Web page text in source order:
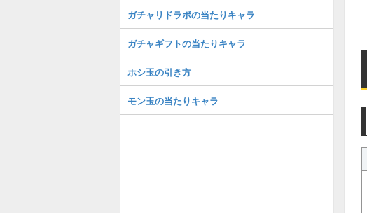
ガチャリドラボの当たりキャラ
ガチャギフトの当たりキャラ
ホシ玉の引き方
モン玉の当たりキャラ